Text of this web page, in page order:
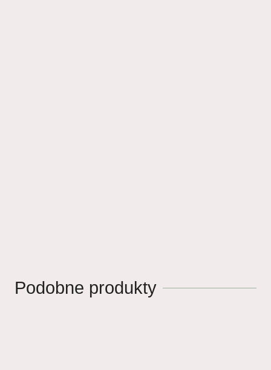
Podobne produkty